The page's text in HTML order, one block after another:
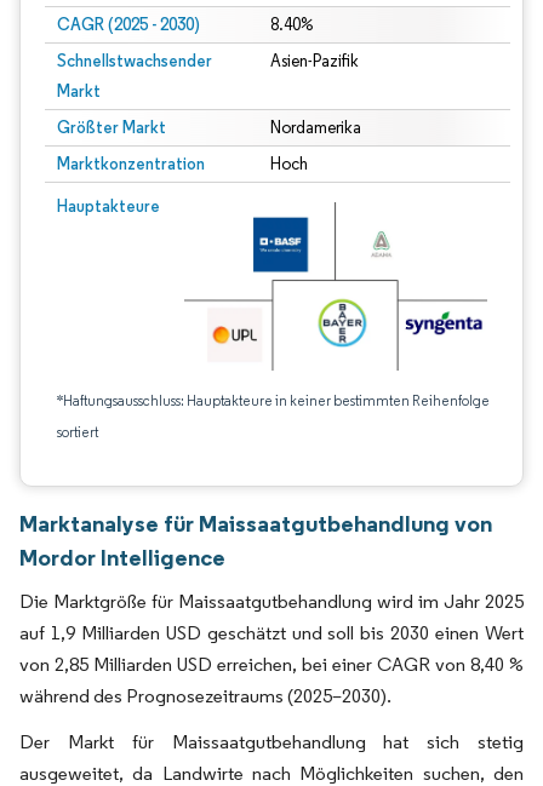
CAGR (2025 - 2030) 8.40%
Schnellstwachsender
Markt
Asien-Pazifik
Größter Markt Nordamerika
Marktkonzentration Hoch
Hauptakteure
*Haftungsausschluss: Hauptakteure in keiner bestimmten Reihenfolge
sortiert
Marktanalyse für Maissaatgutbehandlung von
Mordor Intelligence
Die Marktgröße für Maissaatgutbehandlung wird im Jahr 2025
auf 1,9 Milliarden USD geschätzt und soll bis 2030 einen Wert
von 2,85 Milliarden USD erreichen, bei einer CAGR von 8,40 %
während des Prognosezeitraums (2025–2030).
Der Markt für Maissaatgutbehandlung hat sich stetig
ausgeweitet, da Landwirte nach Möglichkeiten suchen, den